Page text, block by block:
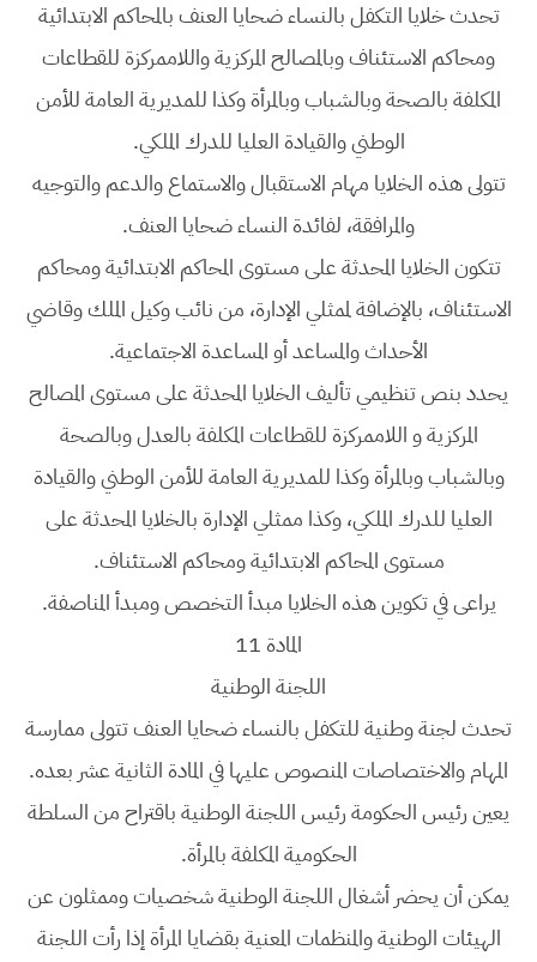
تحدث خلايا التكفل بالنساء ضحايا العنف بالمحاكم الابتدائية
ومحاكم الاستئناف وبالمصالح المركزية واللاممركزة للقطاعات
المكلفة بالصحة وبالشباب وبالمرأة وكذا للمديرية العامة للأمن
الوطني والقيادة العليا للدرك الملكي.
تتولى هذه الخلايا مهام الاستقبال والاستماع والدعم والتوجيه
والمرافقة، لفائدة النساء ضحايا العنف.
تتكون الخلايا المحدثة على مستوى المحاكم الابتدائية ومحاكم
الاستئناف، بالإضافة لممثلي الإدارة، من نائب وكيل الملك وقاضي
الأحداث والمساعد أو المساعدة الاجتماعية.
يحدد بنص تنظيمي تأليف الخلايا المحدثة على مستوى المصالح
المركزية و اللاممركزة للقطاعات المكلفة بالعدل وبالصحة
وبالشباب وبالمرأة وكذا للمديرية العامة للأمن الوطني والقيادة
العليا للدرك الملكي، وكذا ممثلي الإدارة بالخلايا المحدثة على
مستوى المحاكم الابتدائية ومحاكم الاستئناف.
يراعى في تكوين هذه الخلايا مبدأ التخصص ومبدأ المناصفة.
المادة 11
اللجنة الوطنية
تحدث لجنة وطنية للتكفل بالنساء ضحايا العنف تتولى ممارسة
المهام والاختصاصات المنصوص عليها في المادة الثانية عشر بعده.
يعين رئيس الحكومة رئيس اللجنة الوطنية باقتراح من السلطة
الحكومية المكلفة بالمرأة.
يمكن أن يحضر أشغال اللجنة الوطنية شخصيات وممثلون عن
الهيئات الوطنية والمنظمات المعنية بقضايا المرأة إذا رأت اللجنة